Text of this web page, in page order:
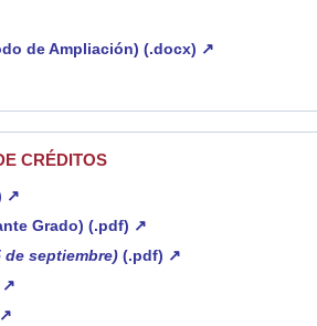
de Ampliación) (.docx) ↗
CRÉDITOS
↗
Grado) (.pdf) ↗
de septiembre)(.pdf) ↗
↗